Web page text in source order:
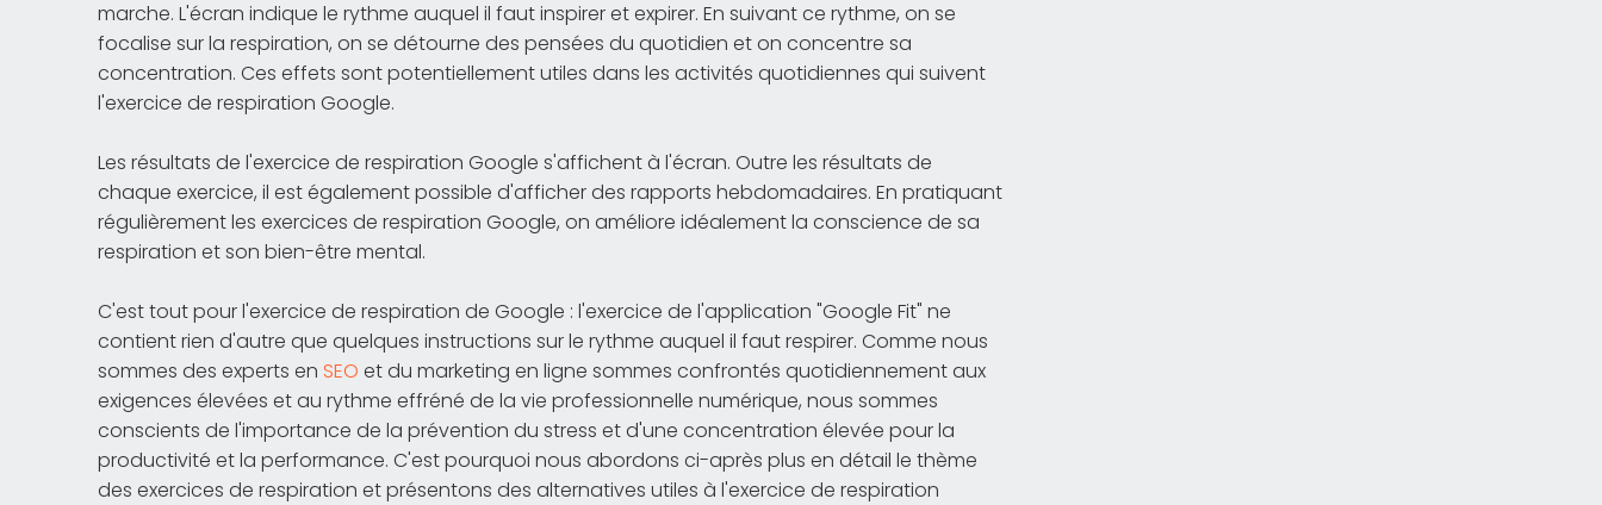
marche. L'écran indique le rythme auquel il faut inspirer et expirer. En suivant ce rythme, on se
focalise sur la respiration, on se détourne des pensées du quotidien et on concentre sa
concentration. Ces effets sont potentiellement utiles dans les activités quotidiennes qui suivent
l'exercice de respiration Google.
Les résultats de l'exercice de respiration Google s'affichent à l'écran. Outre les résultats de
chaque exercice, il est également possible d'afficher des rapports hebdomadaires. En pratiquant
régulièrement les exercices de respiration Google, on améliore idéalement la conscience de sa
respiration et son bien-être mental.
C'est tout pour l'exercice de respiration de Google : l'exercice de l'application "Google Fit" ne
contient rien d'autre que quelques instructions sur le rythme auquel il faut respirer. Comme nous
sommes des experts en SEO et du marketing en ligne sommes confrontés quotidiennement aux
exigences élevées et au rythme effréné de la vie professionnelle numérique, nous sommes
conscients de l'importance de la prévention du stress et d'une concentration élevée pour la
productivité et la performance. C'est pourquoi nous abordons ci-après plus en détail le thème
des exercices de respiration et présentons des alternatives utiles à l'exercice de respiration